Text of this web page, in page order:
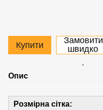
Купити
Замовити
швидко
.
Опис
Розмірна сітка: